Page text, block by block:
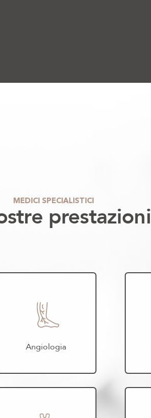
MEDICI SPECIALISTICI
prestazioni
Angiologia